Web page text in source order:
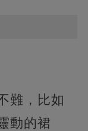
難，比如
動的裙